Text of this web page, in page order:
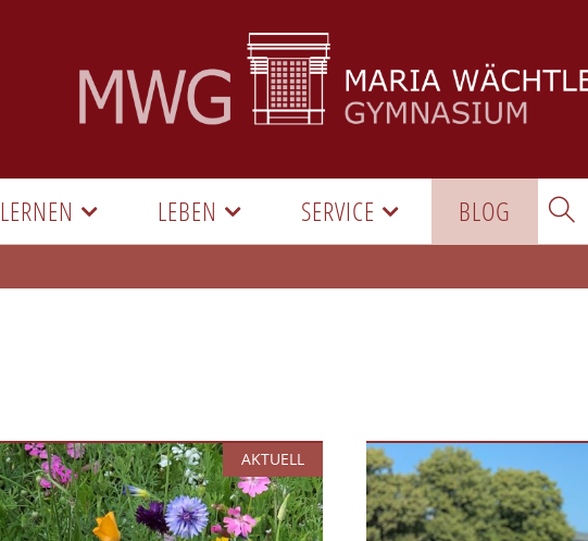
LERNEN LEBEN SERVICE BLOG
AKTUELL